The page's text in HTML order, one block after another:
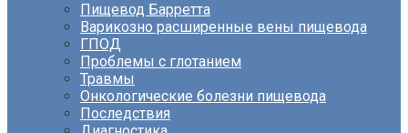
Пищевод Барретта
Варикозно расширенные вены пищевода
ГПОД
Проблемы с глотанием
Травмы
Онкологические болезни пищевода
Последствия